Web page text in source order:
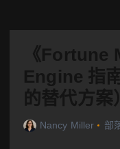
《Fortune
Engine 指
的替代方案
Nancy Miller 部